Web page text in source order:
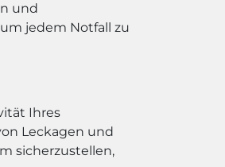
und
jedem Notfall zu
Ihres
Leckagen und
sicherzustellen,